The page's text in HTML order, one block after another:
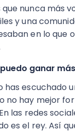
que nunca más
y una
en lo que
ganar
has escuchado
no hay mejor
las redes
es el rey. Así